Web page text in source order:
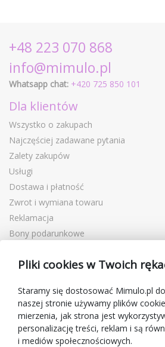
+48 223 070 868
info@mimulo.pl
Whatsapp chat: +420 725 850 101
Dla klientów
Wszystko o zakupach
Najczęściej zadawane pytania
Zalety zakupów
Usługi
Dostawa i płatność
Zwrot i wymiana towaru
Reklamacja
Bony podarunkowe
Blog
O sprzedawcy
Mimulo.pl
Regulamin sklepu
Ochrona danych osobowych GDPR
Pliki cookies w Twoich
Staramy się dostosować Mimulo.pl
naszej stronie używamy plików
mierzenia, jak strona jest
personalizację treści, reklam i są
i mediów społecznościowych.